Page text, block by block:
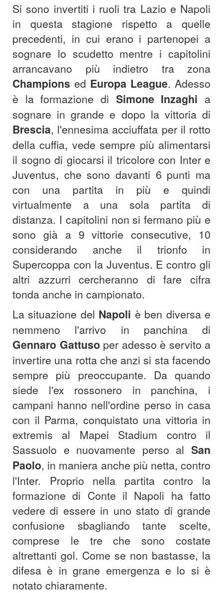
Si sono invertiti i ruoli tra Lazio e Napoli
in questa stagione rispetto a quelle
precedenti, in cui erano i partenopei a
sognare lo scudetto mentre i capitolini
arrancavano più indietro tra zona
Champions ed Europa League. Adesso
è la formazione di Simone Inzaghi a
sognare in grande e dopo la vittoria di
Brescia, l'ennesima acciuffata per il rotto
della cuffia, vede sempre più alimentarsi
il sogno di giocarsi il tricolore con Inter e
Juventus, che sono davanti 6 punti ma
con una partita in più e quindi
virtualmente a una sola partita di
distanza. I capitolini non si fermano più e
sono già a 9 vittorie consecutive, 10
considerando anche il trionfo in
Supercoppa con la Juventus. E contro gli
altri azzurri cercheranno di fare cifra
tonda anche in campionato.
La situazione del Napoli è ben diversa e
nemmeno l'arrivo in panchina di
Gennaro Gattuso per adesso è servito a
invertire una rotta che anzi si sta facendo
sempre più preoccupante. Da quando
siede l'ex rossonero in panchina, i
campani hanno nell'ordine perso in casa
con il Parma, conquistato una vittoria in
extremis al Mapei Stadium contro il
Sassuolo e nuovamente perso al San
Paolo, in maniera anche più netta, contro
l'Inter. Proprio nella partita contro la
formazione di Conte il Napoli ha fatto
vedere di essere in uno stato di grande
confusione sbagliando tante scelte,
comprese le tre che sono costate
altrettanti gol. Come se non bastasse, la
difesa è in grane emergenza e lo si è
notato chiaramente.